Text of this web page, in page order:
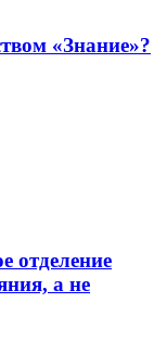
«Знание»?
отделение
а не